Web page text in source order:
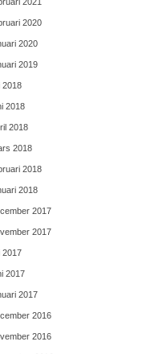
2020
2020
2019
2018
2018
2018
2018
2018
2018
2017
2017
2017
2017
2017
2016
2016